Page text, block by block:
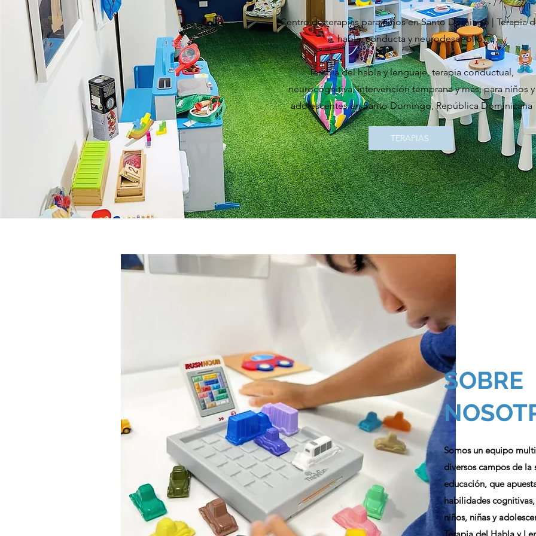
Centro de terapias para niños en Santo Domingo | Terapia
habla, conducta y neurodesarrollo.
Terapia del habla y lenguaje, terapia conductual,
neurocognitiva, intervención temprana y más, para niños y
adolescentes en Santo Domingo, República Dominicana
TERAPIAS
SOBRE
Somos un equipo
diversos campos de
educación, que
habilidades
niños, niñas y